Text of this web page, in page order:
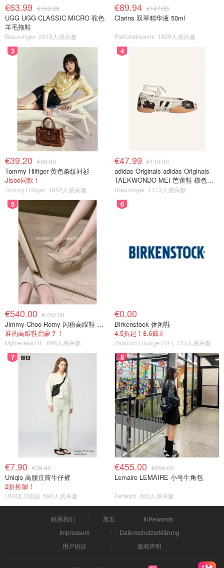
€63.99 €159.99
UGG UGG CLASSIC MICRO 驼色
羊毛拖鞋
Breuninger 2019人感兴趣
€89.94 €147.00
Clarins 双萃精华液 50ml
Parfumdreams 1829人感兴趣
3
€39.20 €99.90
Tommy Hilfiger 黄色条纹衬衫
Jisoo同款！
Tommy Hilfiger 1642人感兴趣
4
€47.99 €110.00
adidas Originals adidas Originals
TAEKWONDO MEI 芭蕾鞋 棕色米
色
Breuninger 1173人感兴趣
5
€540.00 €750.00
Jimmy Choo Romy 闪粉高跟鞋 米金色
谁的高跟鞋启蒙？！
Mytheresa DE 898人感兴趣
6
€0.00
Birkenstock 休闲鞋
4.5折起！8.6截止
Zalando Lounge (DE) 733人感兴趣
7
€7.90 €39.90
Uniqlo 高腰直筒牛仔裤
2折捡漏！
UNIQLO德国 590人感兴趣
8
€455.00 €650.00
Lemaire LEMAIRE 小号牛角包
Farfetch 460人感兴趣
联系我们 黑五
InRewards
Impressum
Datenschutzerklärung
用户协议
版权声明